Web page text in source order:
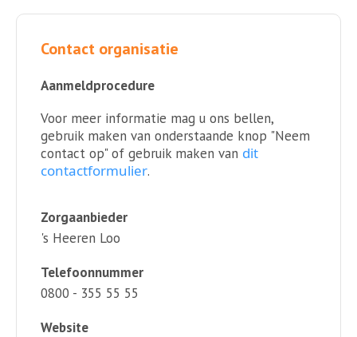
Contact organisatie
Aanmeldprocedure
Voor meer informatie mag u ons bellen,
gebruik maken van onderstaande knop "Neem
contact op" of gebruik maken van dit
contactformulier.
Zorgaanbieder
's Heeren Loo
Telefoonnummer
0800 - 355 55 55
Website